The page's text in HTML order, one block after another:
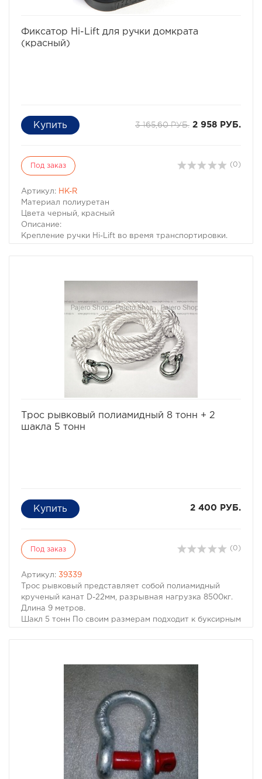
Фиксатор Hi-Lift для ручки домкрата
(красный)
3 165,60 РУБ. 2 958 РУБ.
Под заказ (0)
Артикул: HK-R
Материал полиуретан
Цвета черный, красный
Описание:
Крепление ручки Hi-Lift во время транспортировки.
Трос рывковый полиамидный 8 тонн + 2
шакла 5 тонн
2 400 РУБ.
Под заказ (0)
Артикул: 39339
Трос рывковый представляет собой полиамидный
крученый канат D-22мм, разрывная нагрузка 8500кг.
Длина 9 метров.
Шакл 5 тонн По своим размерам подходит к буксирным
Трос для выдёргивания машины из засады. Трос имеет
незначительный динамический эффект,
обеспечивающий смягчение рывка, в то же время
обеспечивающий относительный высокий уровень
безопасности при обрывах.